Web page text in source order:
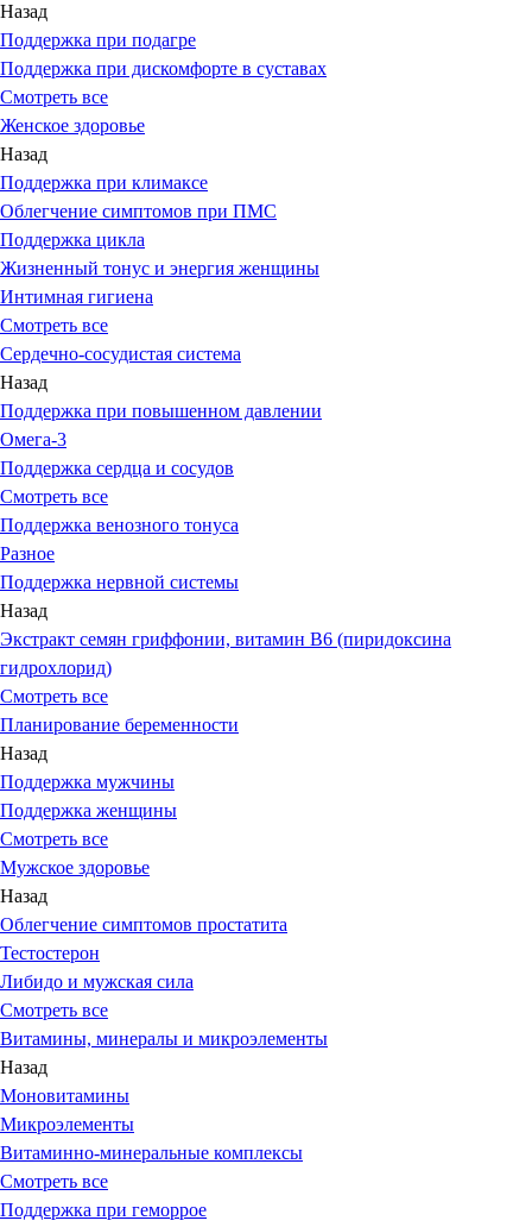
Назад
Поддержка при подагре
Поддержка при дискомфорте в суставах
Смотреть все
Женское здоровье
Назад
Поддержка при климаксе
Облегчение симптомов при ПМС
Поддержка цикла
Жизненный тонус и энергия женщины
Интимная гигиена
Смотреть все
Сердечно-сосудистая система
Назад
Поддержка при повышенном давлении
Омега-3
Поддержка сердца и сосудов
Смотреть все
Поддержка венозного тонуса
Разное
Поддержка нервной системы
Назад
Экстракт семян гриффонии, витамин В6 (пиридоксина
гидрохлорид)
Смотреть все
Планирование беременности
Назад
Поддержка мужчины
Поддержка женщины
Смотреть все
Мужское здоровье
Назад
Облегчение симптомов простатита
Тестостерон
Либидо и мужская сила
Смотреть все
Витамины, минералы и микроэлементы
Назад
Моновитамины
Микроэлементы
Витаминно-минеральные комплексы
Смотреть все
Поддержка при геморрое